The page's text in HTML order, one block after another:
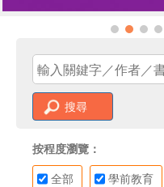
搜尋
按程度瀏覽：
全部 學前教育